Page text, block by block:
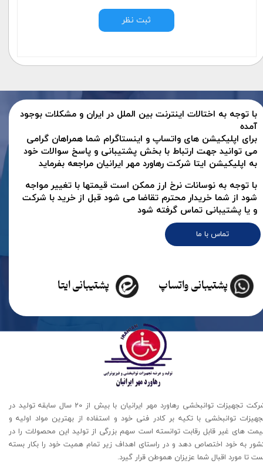
ثبت نظر
تماس با ما
با توجه به اختالات اینترنت بین الملل در ایران و مشکلات بوجود
آمده
برای اپلیکیشن های واتساپ و اینستاگرام شما همراهان گرامی
می توانید جهت ارتباط با بخش پشتیبانی و پاسخ سوالات خود
به اپلیکیشن ایتا شرکت رهاورد مهر ایرانیان مراجعه بفرماید
پشتیبانی ایتا پشتیبانی واتساپ
با توجه به نوسانات نرخ ارز ممکن است قیمتها با تغییر مواجه
شود از شما خریدار محترم تقاضا می شود قبل از خرید با شرکت
و یا پشتیبانی تماس گرفته شود
شرکت تجهیزات توانبخشی رهاورد مهر ایرانیان با بیش از 20 سال سابقه تولید در
توانبخشی با تکیه بر کادر فنی خود و استفاده از بهترین مواد اولیه و
های غیر قابل رقابت توانسته است سهم بزرگی از تولید این محصولات را در
به خود اختصاص دهد و در راستای اهداف زیر تمام همیت خود را بکار بسته
تا مورد اقبال شما عزیزان هموطن قرار گیرد​​​​​​​.